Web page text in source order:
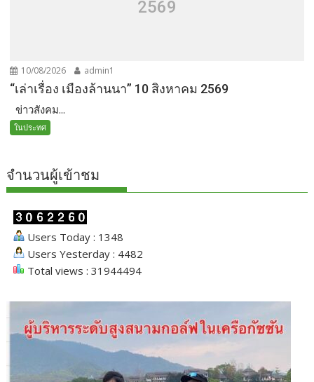
2569
10/08/2026 admin1
“เล่าเรื่อง เมืองล้านนา” 10 สิงหาคม 2569
ข่าวสังคม...
ในประทศ
จำนวนผู้เข้าชม
Users Today : 1348
Users Yesterday : 4482
Total views : 31944494